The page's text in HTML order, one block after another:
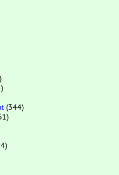
(344)